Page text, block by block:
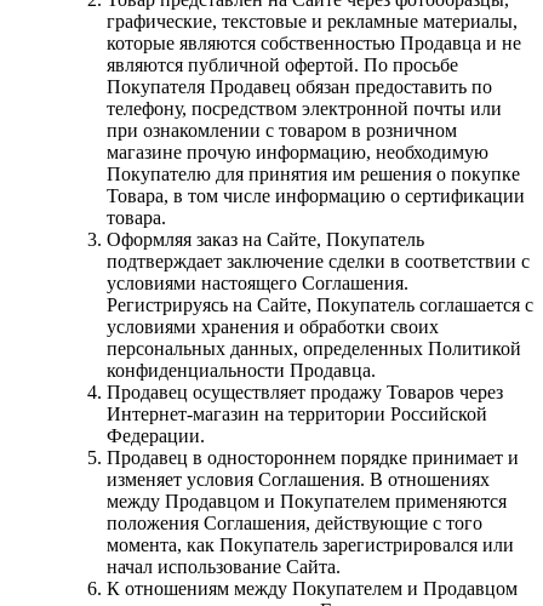
графические, текстовые и рекламные материалы,
которые являются собственностью Продавца и не
являются публичной офертой. По просьбе
Покупателя Продавец обязан предоставить по
телефону, посредством электронной почты или
при ознакомлении с товаром в розничном
магазине прочую информацию, необходимую
Покупателю для принятия им решения о покупке
Товара, в том числе информацию о сертификации
товара.
Оформляя заказ на Сайте, Покупатель
подтверждает заключение сделки в соответствии с
условиями настоящего Соглашения.
Регистрируясь на Сайте, Покупатель соглашается с
условиями хранения и обработки своих
персональных данных, определенных Политикой
конфиденциальности Продавца.
Продавец осуществляет продажу Товаров через
Интернет-магазин на территории Российской
Федерации.
Продавец в одностороннем порядке принимает и
изменяет условия Соглашения. В отношениях
между Продавцом и Покупателем применяются
положения Соглашения, действующие с того
момента, как Покупатель зарегистрировался или
начал использование Сайта.
К отношениям между Покупателем и Продавцом